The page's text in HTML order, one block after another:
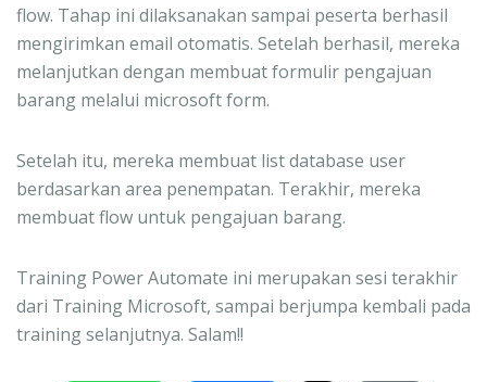
flow. Tahap ini dilaksanakan sampai peserta berhasil
mengirimkan email otomatis. Setelah berhasil, mereka
melanjutkan dengan membuat formulir pengajuan
barang melalui microsoft form.
Setelah itu, mereka membuat list database user
berdasarkan area penempatan. Terakhir, mereka
membuat flow untuk pengajuan barang.
Training Power Automate ini merupakan sesi terakhir
dari Training Microsoft, sampai berjumpa kembali pada
training selanjutnya. Salam!!